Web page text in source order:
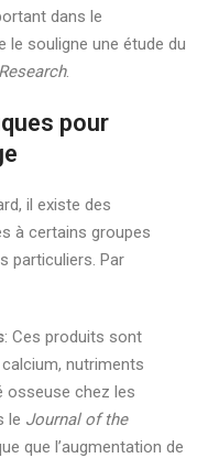
dans le
le souligne une étude du
.
pour
il existe des
à certains groupes
particuliers. Par
: Ces produits sont
nutriments
osseuse chez les
le Journal of the
que l’augmentation de